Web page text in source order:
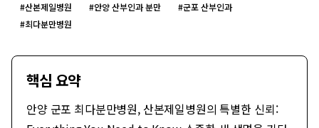
#산본제일병원 #안양 산부인과 분만 #군포 산부인과
#최다분만병원
핵심 요약
안양 군포 최다분만병원, 산본제일병원의 특별한 신뢰: